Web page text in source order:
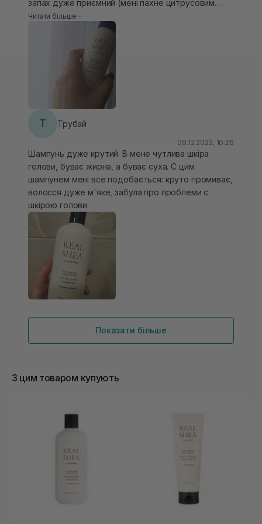
запах дуже приємний (мені пахне цитрусовим
кексом), досить густий, піниться дуже добре,
АЛЕ мені не підійшов( у мене чутлива шкіра
голови, волосся рівне, натуральне, і після цього
шампуню з"явилась суха лупа. Як тільки
переходила на інший шампунь - все проходило.
Знову бралась пробути і знову суха лупа. Була
розчарована. АЛЕ знайшла альтернативу, брала
його лише на 1 етап очищення шкіри голови,
змивала, а на 2 етап давала вже Давінес Момо.
Тоді результат був крутий!)
Читати більше
Т Трубай
09.12.2022, 10:26
Шампунь дуже крутий. В мене чутлива шкіра
голови, буває жирна, а буває суха. С цим
шампунем мені все подобається: круто промиває,
волосся дуже м'яке, забула про проблеми с
шкірою голови
Показати більше
З цим товаром купують